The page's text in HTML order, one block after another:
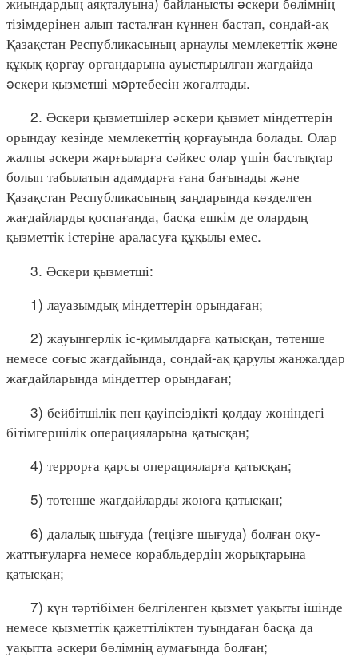
тізімдерінен алып тасталған күннен бастап, сондай-ақ
Қазақстан Республикасының арнаулы мемлекеттік жəне
құқық қорғау органдарына ауыстырылған жағдайда
əскери қызметші мəртебесін жоғалтады.
2. Әскери қызметшілер әскери қызмет міндеттерін
орындау кезінде мемлекеттің қорғауында болады. Олар
жалпы әскери жарғыларға сәйкес олар үшін бастықтар
болып табылатын адамдарға ғана бағынады және
Қазақстан Республикасының заңдарында көзделген
жағдайларды қоспағанда, басқа ешкім де олардың
қызметтік істеріне араласуға құқылы емес.
3. Әскери қызметші:
1) лауазымдық міндеттерін орындаған;
2) жауынгерлік іс-қимылдарға қатысқан, төтенше
немесе соғыс жағдайында, сондай-ақ қарулы жанжалдар
жағдайларында міндеттер орындаған;
3) бейбітшілік пен қауіпсіздікті қолдау жөніндегі
бітімгершілік операцияларына қатысқан;
4) террорға қарсы операцияларға қатысқан;
5) төтенше жағдайларды жоюға қатысқан;
6) далалық шығуда (теңізге шығуда) болған оқу-
жаттығуларға немесе корабльдердің жорықтарына
қатысқан;
7) күн тәртібімен белгіленген қызмет уақыты ішінде
немесе қызметтік қажеттіліктен туындаған басқа да
уақытта әскери бөлімнің аумағында болған;